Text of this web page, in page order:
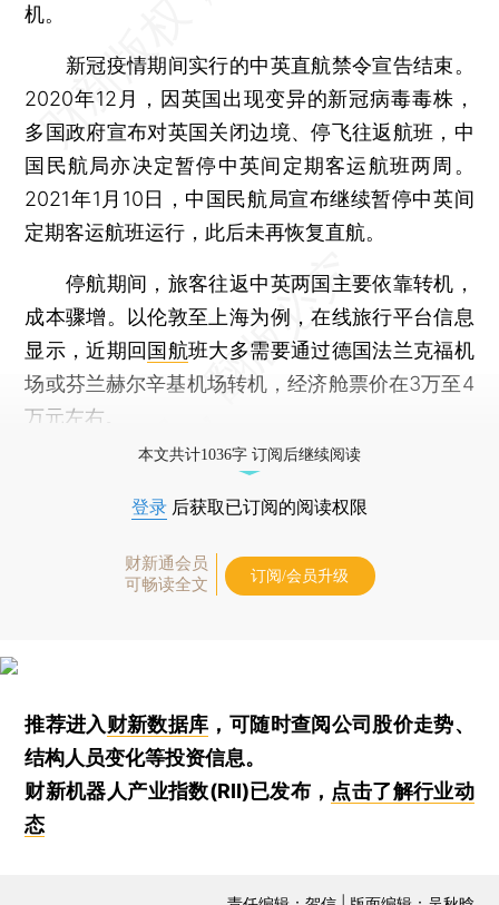
机。
新冠疫情期间实行的中英直航禁令宣告结束。
2020年12月，因英国出现变异的新冠病毒毒株，
多国政府宣布对英国关闭边境、停飞往返航班，中
国民航局亦决定暂停中英间定期客运航班两周。
2021年1月10日，中国民航局宣布继续暂停中英间
定期客运航班运行，此后未再恢复直航。
停航期间，旅客往返中英两国主要依靠转机，
成本骤增。以伦敦至上海为例，在线旅行平台信息
显示，近期回 国航班大多需要通过德国法兰克福机
场或芬兰赫尔辛基机场转机，经济舱票价在3万至4
万元左右。
本文共计1036字 订阅后继续阅读
登录 后获取已订阅的阅读权限
财新通会员
可畅读全文
订阅/会员升级
推荐进入财新数据库 ，可随时查阅公司股价走势、
结构人员变化等投资信息。
财新机器人产业指数(RII)已发布， 点击了解行业动
态